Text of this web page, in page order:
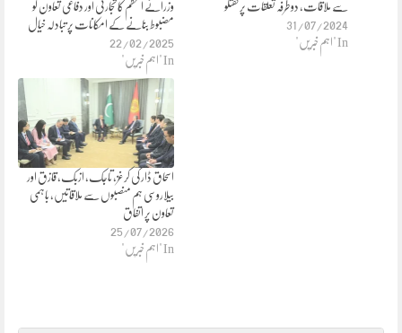
وزرائے اعظم کا تجارتی اور دفاعی تعاون کو
مضبوط بنانے کے امکانات پر تبادلہ خیال
22/02/2025
In "اہم خبریں"
سے ملاقات، دوطرفہ تعلقات پر گفتگو
31/07/2024
In "اہم خبریں"
اسحاق ڈار کی کرغز، تاجک، ازبک، قازق اور
بیلاروسی ہم منصبوں سے ملاقاتیں، باہمی
تعاون پر اتفاق
25/07/2026
In "اہم خبریں"